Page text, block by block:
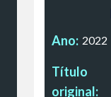
Ano: 2022
Título
original: